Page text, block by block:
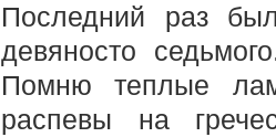
Последний раз
девяносто
Помню теплые
распевы на